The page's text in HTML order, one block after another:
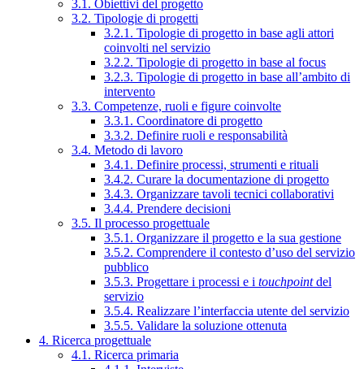
3.1. Obiettivi del progetto
3.2. Tipologie di progetti
3.2.1. Tipologie di progetto in base agli attori
coinvolti nel servizio
3.2.2. Tipologie di progetto in base al focus
3.2.3. Tipologie di progetto in base all’ambito di
intervento
3.3. Competenze, ruoli e figure coinvolte
3.3.1. Coordinatore di progetto
3.3.2. Definire ruoli e responsabilità
3.4. Metodo di lavoro
3.4.1. Definire processi, strumenti e rituali
3.4.2. Curare la documentazione di progetto
3.4.3. Organizzare tavoli tecnici collaborativi
3.4.4. Prendere decisioni
3.5. Il processo progettuale
3.5.1. Organizzare il progetto e la sua gestione
3.5.2. Comprendere il contesto d’uso del servizio
pubblico
3.5.3. Progettare i processi e i touchpointdel
servizio
3.5.4. Realizzare l’interfaccia utente del servizio
3.5.5. Validare la soluzione ottenuta
4. Ricerca progettuale
4.1. Ricerca primaria